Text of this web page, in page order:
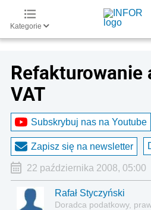
Kategorie
Refakturowanie
VAT
Subskrybuj nas na Youtube
Zapisz się na newsletter
22 października 2008, 05:00
Rafał Styczyński
Doradca podatkowy,